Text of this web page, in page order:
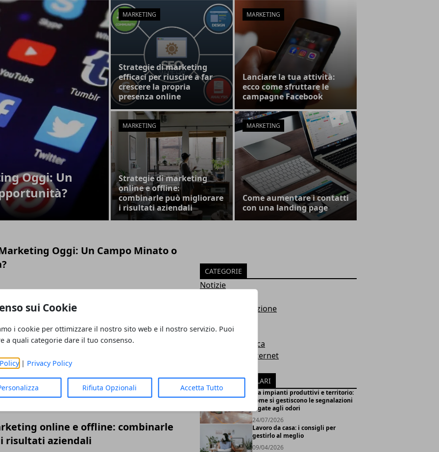
sui Cookie
i cookie per ottimizzare il nostro sito web e il nostro servizio. Puoi
a quali categorie dare il tuo consenso.
| Privacy Policy
Rifiuta Opzionali Accetta Tutto
Oggi: Un
MARKETING
Strategie di marketing
efficaci per riuscire a far
crescere la propria
presenza online
MARKETING
Lanciare la tua attività:
ecco come sfruttare le
campagne Facebook
MARKETING
Strategie di marketing
online e offline:
combinarle può migliorare
i risultati aziendali
MARKETING
Come aumentare i contatti
con una landing page
Oggi: Un Campo Minato o
efficaci per riuscire a far
presenza online
ecco come sfruttare le
online e offline: combinarle
risultati aziendali
CATEGORIE
Notizie
Lavoro e formazione
Finanza
Salute ed Estetica
Tecnologia e Internet
ARTICOLI POPOLARI
Tra impianti produttivi e territorio:
come si gestiscono le segnalazioni
legate agli odori
24/07/2026
Lavoro da casa: i consigli per
gestirlo al meglio
09/04/2026